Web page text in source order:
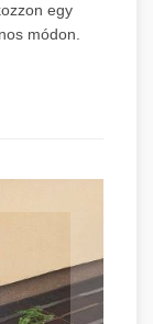
egy
módon.